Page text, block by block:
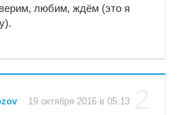
любим, ждём (это я
19 октября 2016 в 05:13